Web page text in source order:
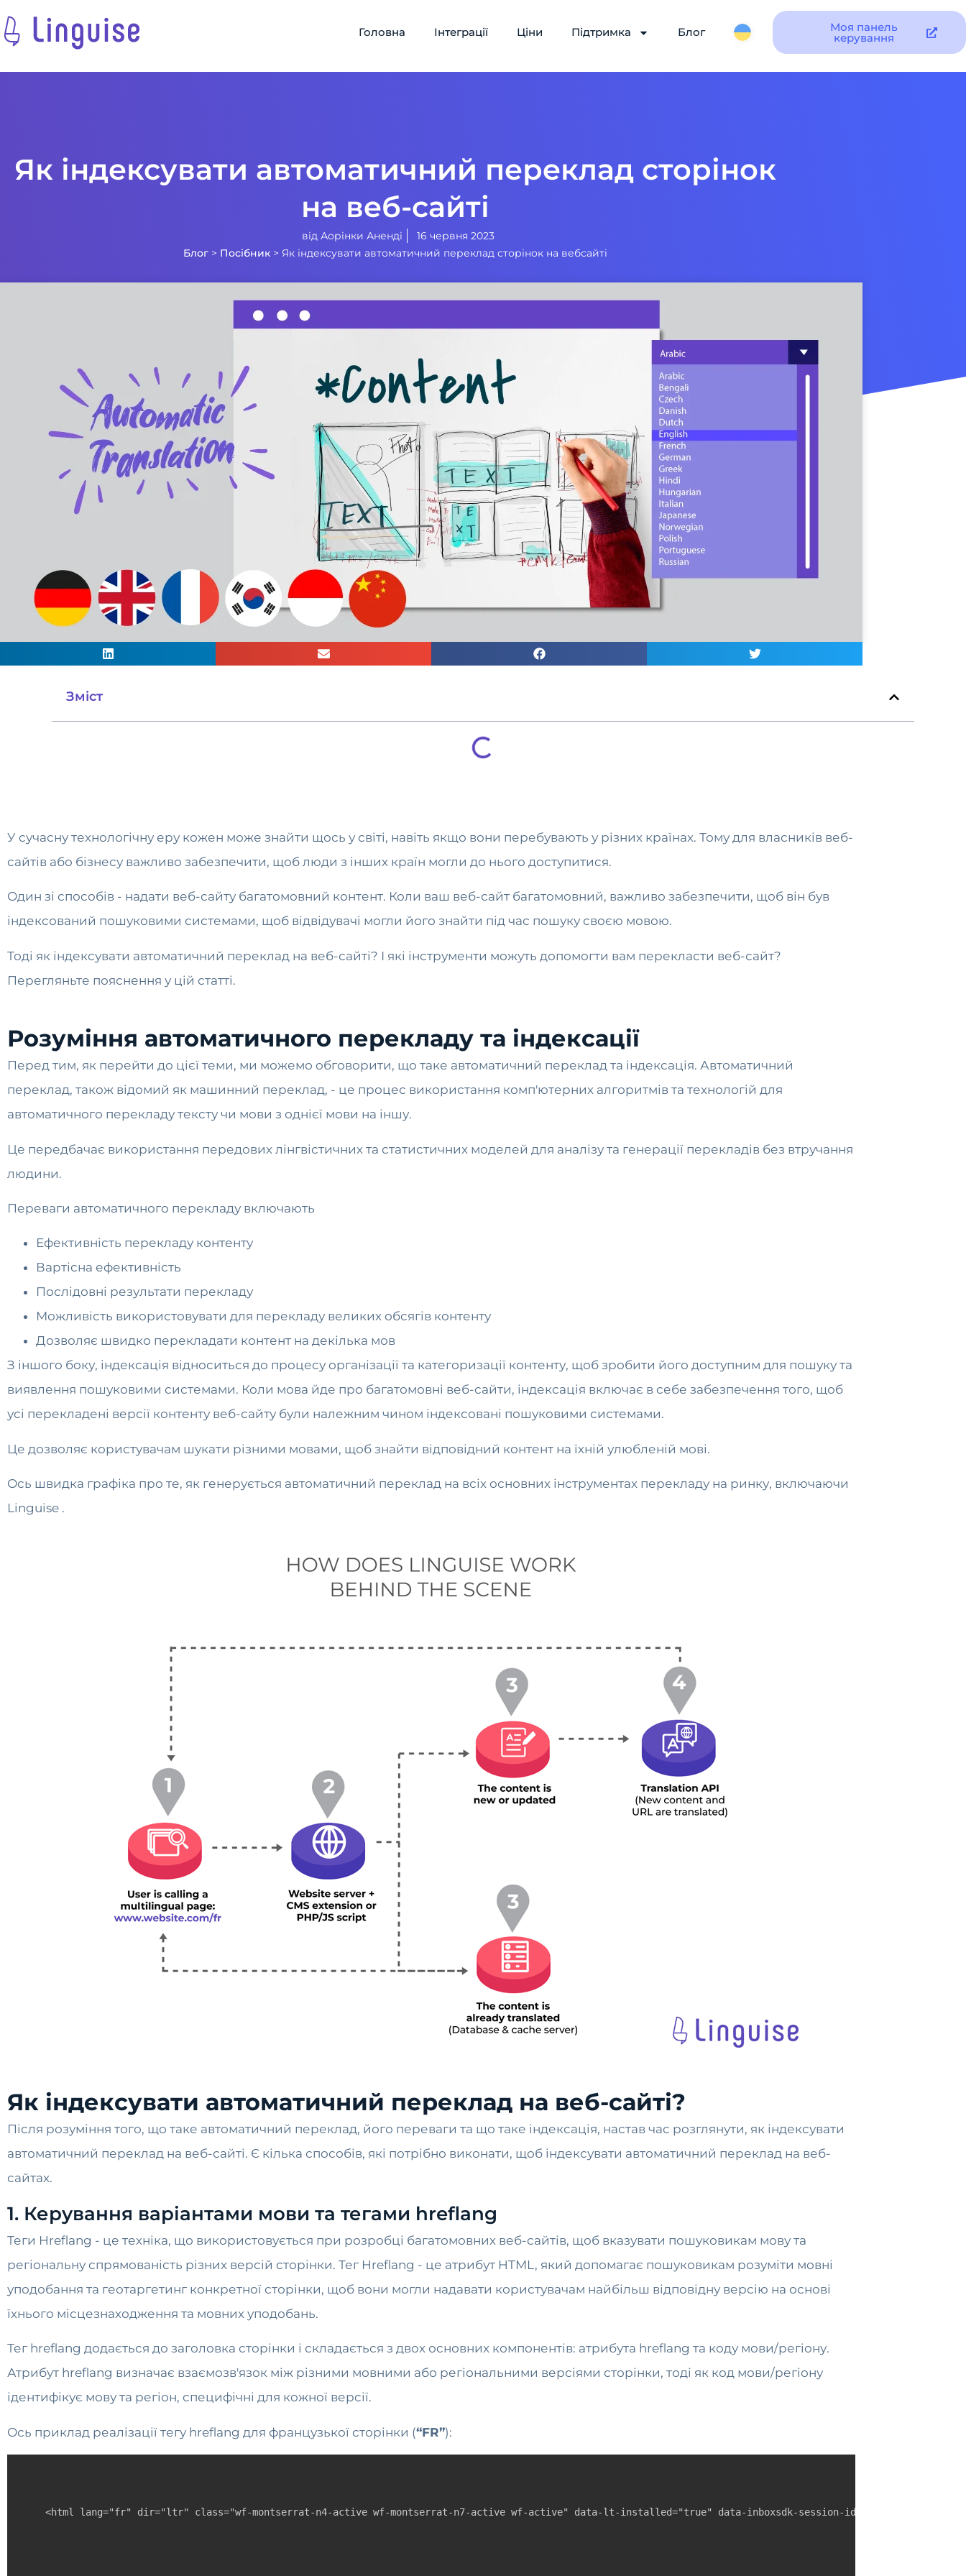
Головна Інтеграції Ціни Підтримка Блог Моя панель
керування
Як індексувати автоматичний переклад сторінок
на веб-сайті
від Аорінки Аненді
16 червня 2023
Блог > Посібник > Як індексувати автоматичний переклад сторінок на вебсайті
Зміст
У сучасну технологічну еру кожен може знайти щось у світі, навіть якщо вони перебувають у різних країнах. Тому для власників веб-
сайтів або бізнесу важливо забезпечити, щоб люди з інших країн могли до нього доступитися.
Один зі способів - надати веб-сайту багатомовний контент. Коли ваш веб-сайт багатомовний, важливо забезпечити, щоб він був
індексований пошуковими системами, щоб відвідувачі могли його знайти під час пошуку своєю мовою.
Тоді як індексувати автоматичний переклад на веб-сайті? І які інструменти можуть допомогти вам перекласти веб-сайт?
Перегляньте пояснення у цій статті.
Розуміння автоматичного перекладу та індексації
Перед тим, як перейти до цієї теми, ми можемо обговорити, що таке автоматичний переклад та індексація. Автоматичний
переклад, також відомий як машинний переклад, - це процес використання комп'ютерних алгоритмів та технологій для
автоматичного перекладу тексту чи мови з однієї мови на іншу.
Це передбачає використання передових лінгвістичних та статистичних моделей для аналізу та генерації перекладів без втручання
людини.
Переваги автоматичного перекладу включають
Ефективність перекладу контенту
Вартісна ефективність
Послідовні результати перекладу
Можливість використовувати для перекладу великих обсягів контенту
Дозволяє швидко перекладати контент на декілька мов
З іншого боку, індексація відноситься до процесу організації та категоризації контенту, щоб зробити його доступним для пошуку та
виявлення пошуковими системами. Коли мова йде про багатомовні веб-сайти, індексація включає в себе забезпечення того, щоб
усі перекладені версії контенту веб-сайту були належним чином індексовані пошуковими системами.
Це дозволяє користувачам шукати різними мовами, щоб знайти відповідний контент на їхній улюбленій мові.
Ось швидка графіка про те, як генерується автоматичний переклад на всіх основних інструментах перекладу на ринку, включаючи
Linguise .
Як індексувати автоматичний переклад на веб-сайті?
Після розуміння того, що таке автоматичний переклад, його переваги та що таке індексація, настав час розглянути, як індексувати
автоматичний переклад на веб-сайті. Є кілька способів, які потрібно виконати, щоб індексувати автоматичний переклад на веб-
сайтах.
1. Керування варіантами мови та тегами hreflang
Теги Hreflang - це техніка, що використовується при розробці багатомовних веб-сайтів, щоб вказувати пошуковикам мову та
регіональну спрямованість різних версій сторінки. Тег Hreflang - це атрибут HTML, який допомагає пошуковикам розуміти мовні
уподобання та геотаргетинг конкретної сторінки, щоб вони могли надавати користувачам найбільш відповідну версію на основі
їхнього місцезнаходження та мовних уподобань.
Тег hreflang додається до заголовка сторінки і складається з двох основних компонентів: атрибута hreflang та коду мови/регіону.
Атрибут hreflang визначає взаємозв'язок між різними мовними або регіональними версіями сторінки, тоді як код мови/регіону
ідентифікує мову та регіон, специфічні для кожної версії.
Ось приклад реалізації тегу hreflang для французької сторінки (“FR”):
<html lang="fr" dir="ltr" class="wf-montserrat-n4-active wf-montserrat-n7-active wf-active" data-lt-installed="true" data-inboxsdk-session-id="1686904917791-